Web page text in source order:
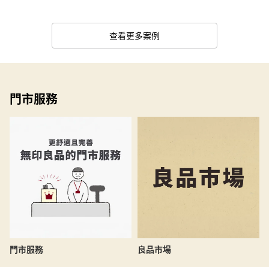
查看更多案例
門市服務
門市服務 良品市場